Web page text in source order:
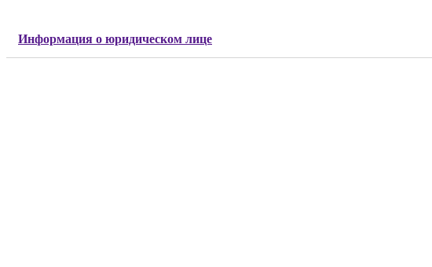
Информация о юридическом лице